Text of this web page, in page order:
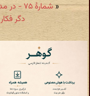
«
شمارهٔ
دگر